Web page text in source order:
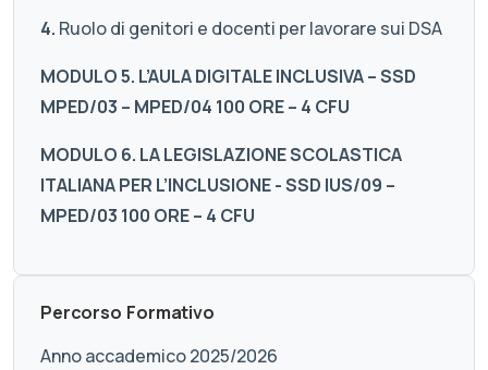
4. Ruolo di genitori e docenti per lavorare sui DSA
MODULO 5. L’AULA DIGITALE INCLUSIVA – SSD
MPED/03 – MPED/04 100 ORE – 4 CFU
MODULO 6. LA LEGISLAZIONE SCOLASTICA
ITALIANA PER L’INCLUSIONE - SSD IUS/09 –
MPED/03 100 ORE – 4 CFU
Percorso Formativo
Anno accademico 2025/2026